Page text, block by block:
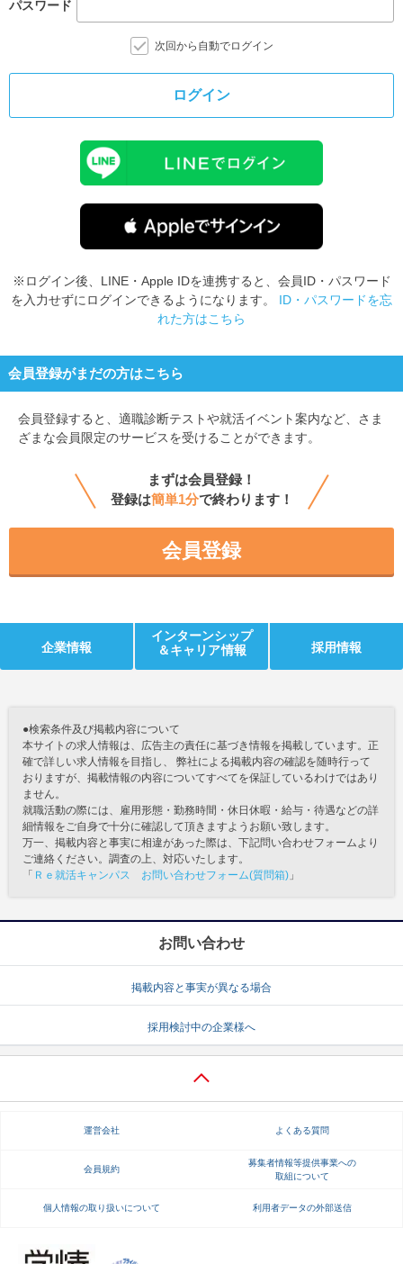
パスワード
次回から自動でログイン
ログイン
※ログイン後、LINE・Apple IDを連携すると、会員ID・パスワード
を入力せずにログインできるようになります。 ID・パスワードを忘
れた方はこちら
会員登録がまだの方はこちら
会員登録すると、 適職診断テストや就活イベント案内など、さま
ざまな会員限定のサービスを受けることができます。
まずは会員登録！
登録は簡単1分で終わります！
会員登録
企業情報
インターンシップ
＆キャリア情報
採用情報
●検索条件及び掲載内容について
本サイトの求人情報は、広告主の責任に基づき情報を掲載しています。正
確で詳しい求人情報を目指し、 弊社による掲載内容の確認を随時行って
おりますが、掲載情報の内容についてすべてを保証しているわけではあり
ません。
就職活動の際には、雇用形態・勤務時間・休日休暇・給与・待遇などの詳
細情報をご自身で十分に確認して頂きますようお願い致します。
万一、掲載内容と事実に相違があった際は、下記問い合わせフォームより
ご連絡ください。調査の上、対応いたします。
「 Ｒｅ就活キャンパス お問い合わせフォーム(質問箱) 」
お問い合わせ
掲載内容と事実が異なる場合
採用検討中の企業様へ
運営会社 よくある質問
会員規約
募集者情報等提供事業への
取組について
個人情報の取り扱いについて 利用者データの外部送信